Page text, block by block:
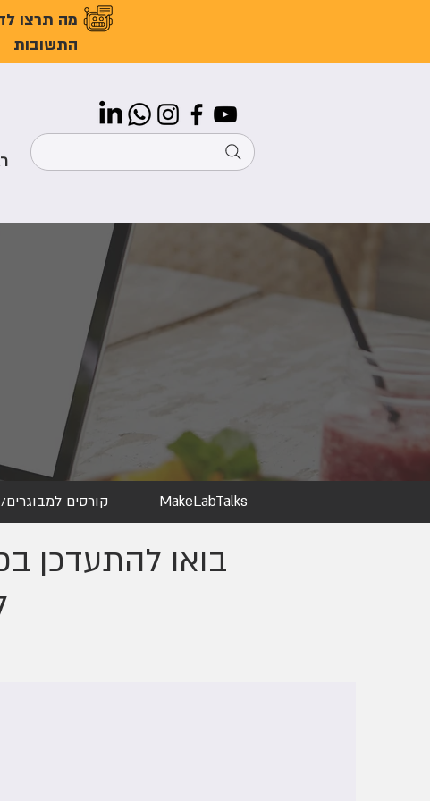
מה תרצו
התשובות
MakeLabTalks קורסים
בואו להתעדכן